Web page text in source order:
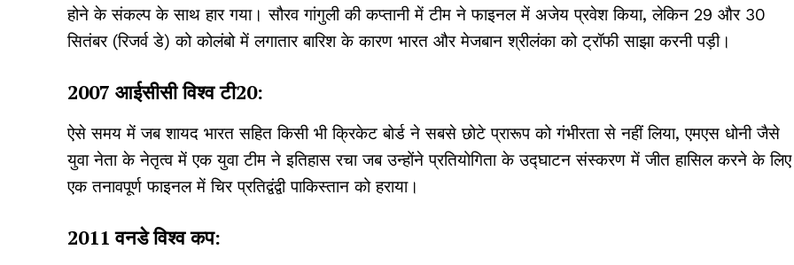
होने के संकल्प के साथ हार गया। सौरव गांगुली की कप्तानी में टीम ने फाइनल में अजेय प्रवेश किया, लेकिन 29 और 30
सितंबर (रिजर्व डे) को कोलंबो में लगातार बारिश के कारण भारत और मेजबान श्रीलंका को ट्रॉफी साझा करनी पड़ी।
2007 आईसीसी विश्व टी20:
ऐसे समय में जब शायद भारत सहित किसी भी क्रिकेट बोर्ड ने सबसे छोटे प्रारूप को गंभीरता से नहीं लिया, एमएस धोनी जैसे
युवा नेता के नेतृत्व में एक युवा टीम ने इतिहास रचा जब उन्होंने प्रतियोगिता के उद्घाटन संस्करण में जीत हासिल करने के लिए
एक तनावपूर्ण फाइनल में चिर प्रतिद्वंद्वी पाकिस्तान को हराया।
2011 वनडे विश्व कप: